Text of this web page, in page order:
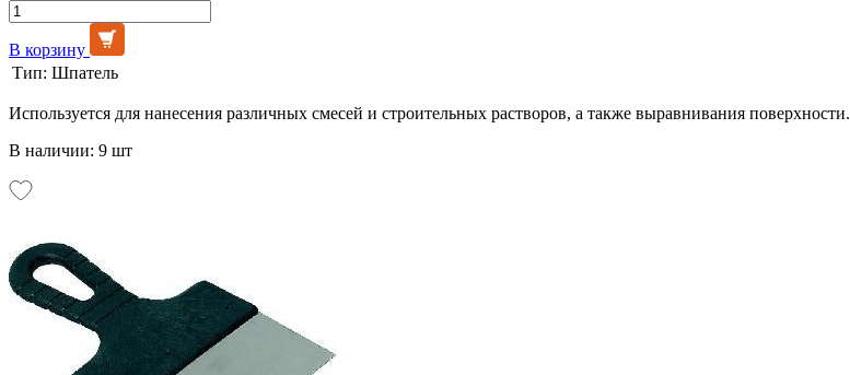
В корзину
Тип: Шпатель
Используется для нанесения различных смесей и строительных растворов, а также выравнивания поверхности.
В наличии: 9 шт